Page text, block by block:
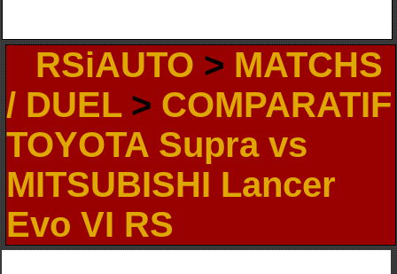
RSiAUTO > MATCHS
/ DUEL> COMPARATIF
TOYOTA Supra vs
MITSUBISHI Lancer
Evo VI RS